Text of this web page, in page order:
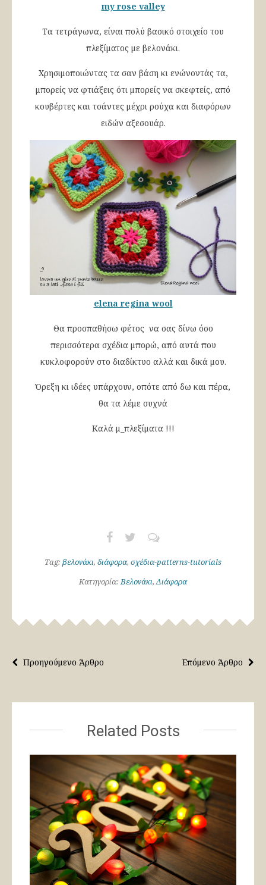
my rose valley
Τα τετράγωνα, είναι πολύ βασικό στοιχείο του
πλεξίματος με βελονάκι.
Χρησιμοποιώντας τα σαν βάση κι ενώνοντάς τα,
μπορείς να φτιάξεις ότι μπορείς να σκεφτείς, από
κουβέρτες και τσάντες μέχρι ρούχα και διαφόρων
ειδών αξεσουάρ.
elena regina wool
Θα προσπαθήσω φέτος να σας δίνω όσο
περισσότερα σχέδια μπορώ, από αυτά που
κυκλοφορούν στο διαδίκτυο αλλά και δικά μου.
Όρεξη κι ιδέες υπάρχουν, οπότε από δω και πέρα,
θα τα λέμε συχνά
Καλά μ_πλεξίματα !!!
Tag: βελονάκι, διάφορα, σχέδια-patterns-tutorials
Κατηγορία: Βελονάκι, Διάφορα
Επόμενο Άρθρο
Προηγούμενο Άρθρο
Related Posts